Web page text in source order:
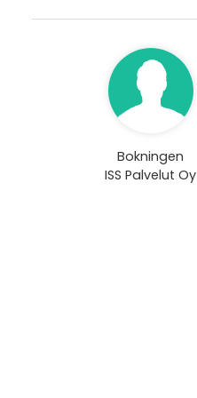
Bokningen
ISS Palvelut Oy